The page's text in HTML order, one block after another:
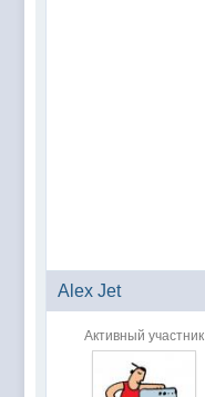
Аlex Jet
Активный участник